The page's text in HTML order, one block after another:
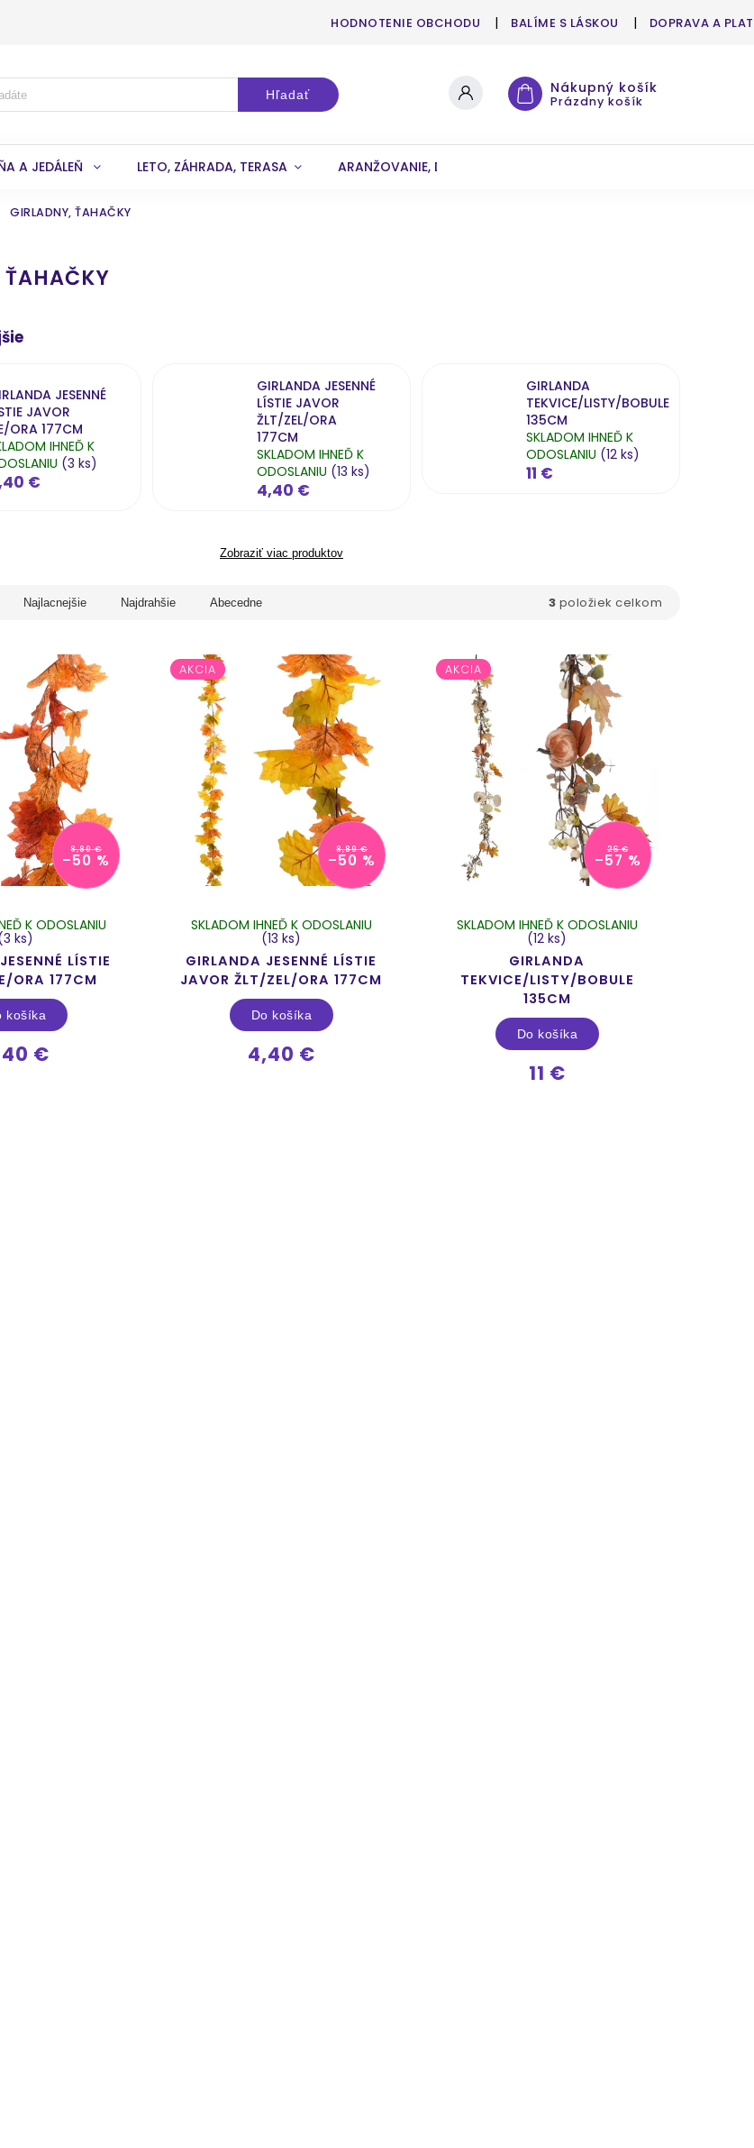
HODNOTENIE OBCHODU BALÍME S LÁSKOU DOPRAVA A
Hľadať Nákupný košík
Prázdny košík
A JEDÁLEŇ LETO, ZÁHRADA, TERASA ARANŽOVANIE, DEKOROVANIE
GIRLADNY, ŤAHAČKY
JESENNÉ
JAVOR
ORA 177CM
IHNEĎ K
(3 ks)
€
GIRLANDA JESENNÉ
LÍSTIE JAVOR
ŽLT/ZEL/ORA
177CM
SKLADOM IHNEĎ K
ODOSLANIU (13 ks)
4,40 €
GIRLANDA
TEKVICE/LISTY/BOBULE
135CM
SKLADOM IHNEĎ K
ODOSLANIU (12 ks)
11 €
Zobraziť viac produktov
Najlacnejšie Najdrahšie Abecedne 3 položiek celkom
8,89 €
–50 %
LÍSTIE
ORA 177CM
K ODOSLANIU
ks)
€
košíka
AKCIA
8,89 €
–50 %
GIRLANDA JESENNÉ LÍSTIE
JAVOR ŽLT/ZEL/ORA 177CM
SKLADOM IHNEĎ K ODOSLANIU
(13 ks)
4,40 €
Do košíka
AKCIA
26 €
–57 %
GIRLANDA
TEKVICE/LISTY/BOBULE
135CM
SKLADOM IHNEĎ K ODOSLANIU
(12 ks)
11 €
Do košíka